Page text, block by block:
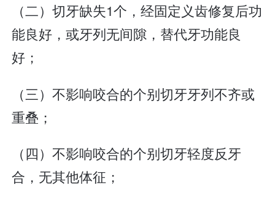
（二）切牙缺失1个，经固定义齿修复后功
能良好，或牙列无间隙，替代牙功能良
好；
（三）不影响咬合的个别切牙牙列不齐或
重叠；
（四）不影响咬合的个别切牙轻度反牙
合，无其他体征；